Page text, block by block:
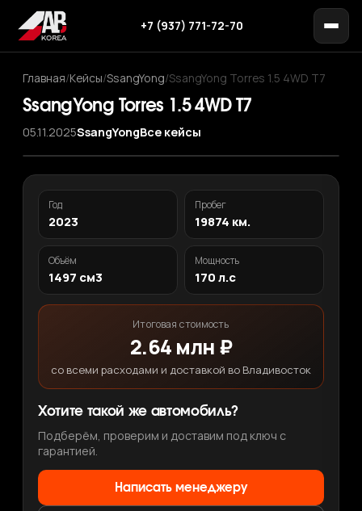
+7 (937) 771-72-70
Главная/Кейсы/SsangYong/SsangYong Torres 1.5 4WD T7
SsangYong Torres 1.5 4WD T7
05.11.2025SsangYongВсе кейсы
‹
›
1/ 12
Год
2023
Пробег
19874 км.
Объём
1497 см3
Мощность
170 л.с
Итоговая стоимость
2.64 млн ₽
со всеми расходами и доставкой во Владивосток
Хотите такой же автомобиль?
Подберём, проверим и доставим под ключ с
гарантией.
Написать менеджеру